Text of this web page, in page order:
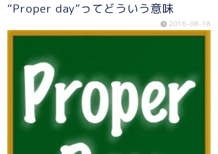
“Proper day”ってどういう意味
2016-08-18